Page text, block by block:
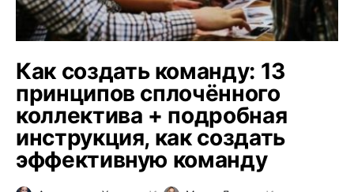
Как создать команду: 13
принципов сплочённого
коллектива + подробная
инструкция, как создать
эффективную команду